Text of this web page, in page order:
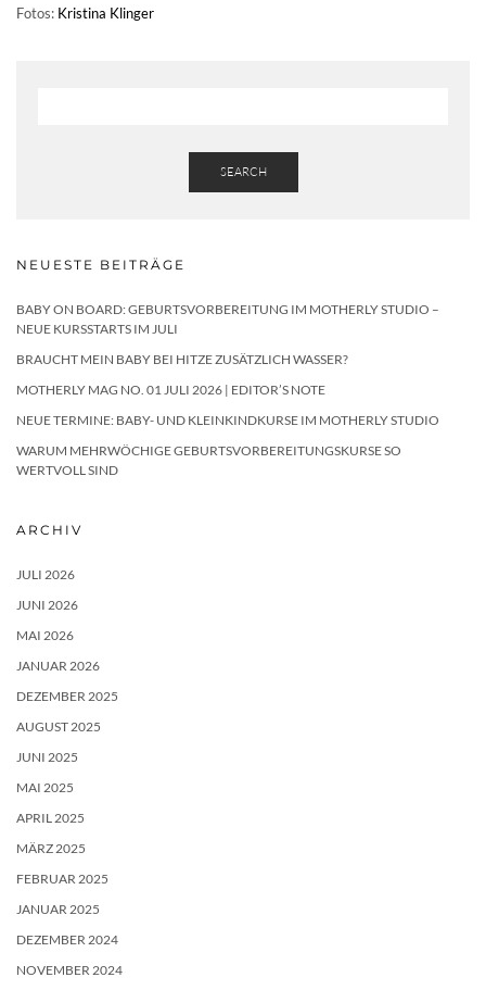
Fotos: Kristina Klinger
SEARCH
NEUESTE BEITRÄGE
BABY ON BOARD: GEBURTSVORBEREITUNG IM MOTHERLY STUDIO –
NEUE KURSSTARTS IM JULI
BRAUCHT MEIN BABY BEI HITZE ZUSÄTZLICH WASSER?
MOTHERLY MAG NO. 01 JULI 2026 | EDITOR’S NOTE
NEUE TERMINE: BABY- UND KLEINKINDKURSE IM MOTHERLY STUDIO
WARUM MEHRWÖCHIGE GEBURTSVORBEREITUNGSKURSE SO
WERTVOLL SIND
ARCHIV
JULI 2026
JUNI 2026
MAI 2026
JANUAR 2026
DEZEMBER 2025
AUGUST 2025
JUNI 2025
MAI 2025
APRIL 2025
MÄRZ 2025
FEBRUAR 2025
JANUAR 2025
DEZEMBER 2024
NOVEMBER 2024